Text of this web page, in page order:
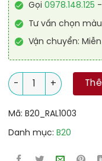
Gọi 0978.148.125
Tư vấn chọn
Vận chuyển:
Sơn sàn nhà để xe
Mã: B20_RAL1003
Danh mục: B20